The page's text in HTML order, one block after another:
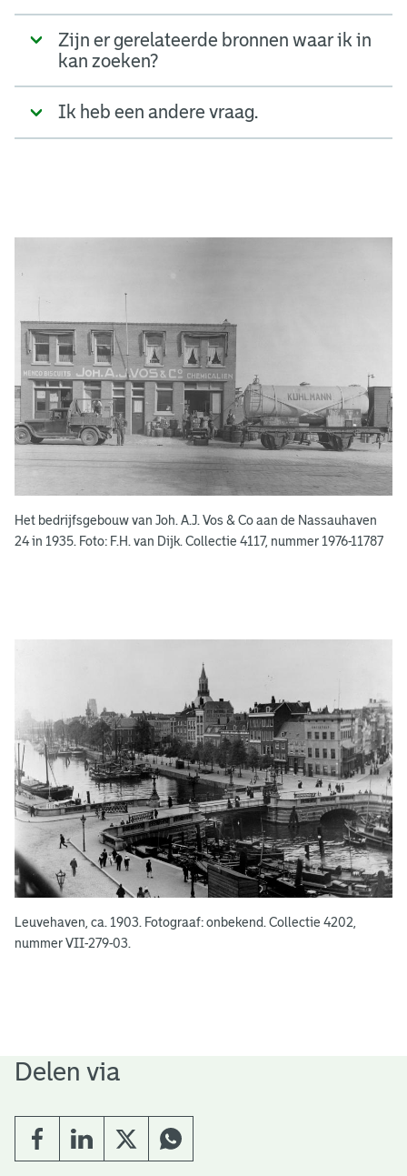
Zijn er gerelateerde bronnen waar ik in
kan zoeken?
Ik heb een andere vraag.
e
s
b
o
e
e
n
e
n
Het bedrijfsgebouw van Joh. A.J. Vos & Co aan de Nassauhaven
24 in 1935. Foto: F.H. van Dijk. Collectie 4117, nummer 1976-11787
n
Leuvehaven, ca. 1903. Fotograaf: onbekend. Collectie 4202,
nummer VII-279-03.
Delen via